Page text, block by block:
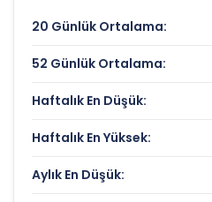
20 Günlük Ortalama:
52 Günlük Ortalama:
Haftalık En Düşük:
Haftalık En Yüksek:
Aylık En Düşük: